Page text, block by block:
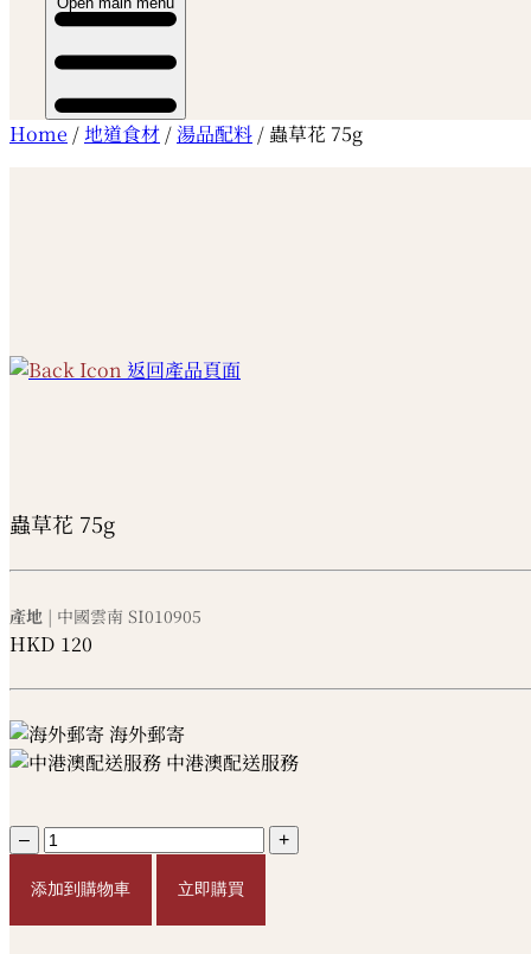
Home / 地道食材 /湯品配料 / 蟲草花 75g
返回產品頁面
蟲草花 75g
產地 | 中國雲南 SI010905
HKD 120
海外郵寄
中港澳配送服務
– +
添加到購物車 立即購買